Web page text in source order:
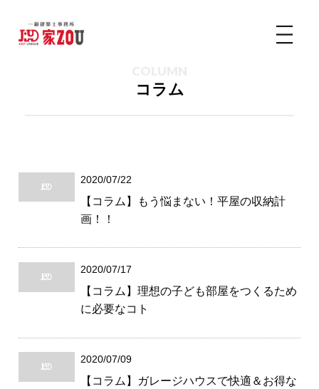
コラム
2020/07/22
【コラム】もう悩まない！平屋の収納計
画！！
2020/07/17
【コラム】理想の子ども部屋をつくるため
に必要なコト
2020/07/09
【コラム】ガレージハウスで快適＆お得な